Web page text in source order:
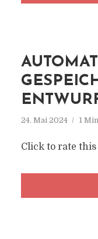
24. Mai 2024 1
Click to rate this